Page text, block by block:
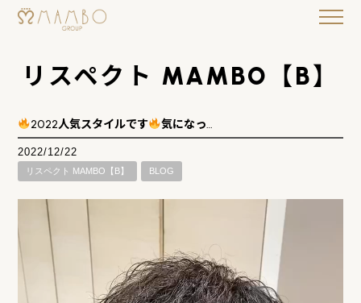
リスペクト MAMBO【B】
2022人気スタイルです 気になっ…
2022/12/22
リスペクト MAMBO【B】 BLOG